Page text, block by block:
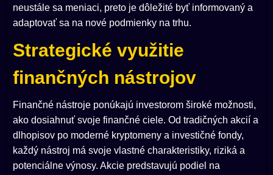
neustále sa meniaci, preto je dôležité byť informovaný a
adaptovať sa na nové podmienky na trhu.
Strategické využitie
finančných nástrojov
Finančné nástroje ponúkajú investorom široké možnosti,
ako dosiahnuť svoje finančné ciele. Od tradičných akcií a
dlhopisov po moderné kryptomeny a investičné fondy,
každý nástroj má svoje vlastné charakteristiky, riziká a
potenciálne výnosy. Akcie predstavujú podiel na